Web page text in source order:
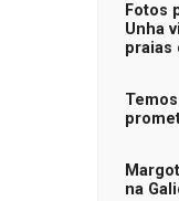
Fotos
Unha
praias
na